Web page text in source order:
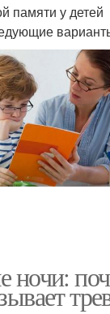
памяти у детей
ночи: